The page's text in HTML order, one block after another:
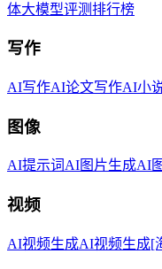
体大模型评测排行榜
写作
AI写作AI论文写作AI小
图像
AI提示词AI图片生成AI
视频
AI视频生成AI视频生成[